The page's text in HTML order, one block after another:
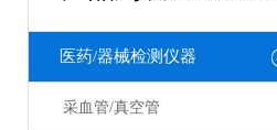
医药/器械检测仪器
采血管/真空管